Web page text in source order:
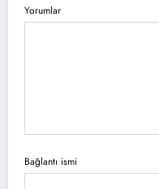
Yorumlar
Bağlantı ismi